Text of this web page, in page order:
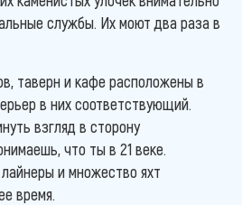
службы. Их моют два раза в
таверн и кафе расположены в
в них соответствующий.
взгляд в сторону
что ты в 21 веке.
и множество яхт
время.